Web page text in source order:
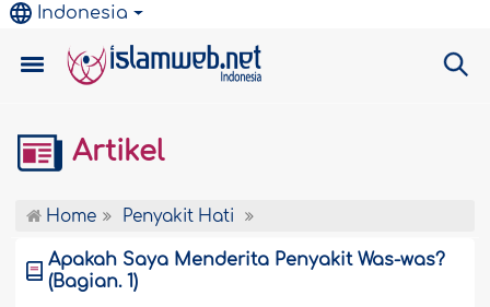
Indonesia
Artikel
Home Penyakit Hati
Apakah Saya Menderita Penyakit Was-was?
(Bagian. 1)